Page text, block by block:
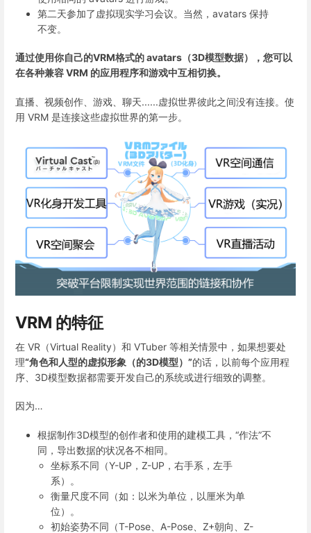
第二天参加了虚拟现实学习会议。当然，avatars 保持
不变。
通过使用你自己的VRM格式的 avatars（3D模型数据），您可以
在各种兼容 VRM 的应用程序和游戏中互相切换。
直播、视频创作、游戏、聊天......虚拟世界彼此之间没有连接。使
用 VRM 是连接这些虚拟世界的第一步。
VRM 的特征
在 VR（Virtual Reality）和 VTuber 等相关情景中，如果想要处
理“角色和人型的虚拟形象（的3D模型）”的话，以前每个应用程
序、3D模型数据都需要开发自己的系统或进行细致的调整。
因为…
根据制作3D模型的创作者和使用的建模工具，“作法”不
同，导出数据的状况各不相同。
坐标系不同（Y-UP，Z-UP，右手系，左手
系）。
衡量尺度不同（如：以米为单位，以厘米为单
位）。
初始姿势不同（T-Pose、A-Pose、Z+朝向、Z-